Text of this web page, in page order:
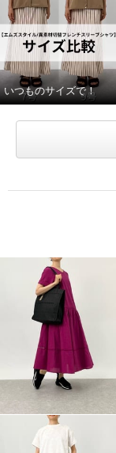
いつものサイズで！